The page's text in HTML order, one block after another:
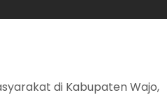
di Kabupaten Wajo,